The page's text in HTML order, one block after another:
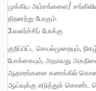
முக்கிய அம்சங்களை/
திறனற்று போகும்.
3.வளர்ச்சிப் போக்கு
குறிப்பிட்ட செயல்முறையும், நிகழ்வுப் போக்குகளும் அவற்றின் வளர்ச்சிப்
போக்கையும், அதாவது
ஆதாரங்களை கணக்கில்
ஆய்வுக்கு எடுத்துக் கொண்ட